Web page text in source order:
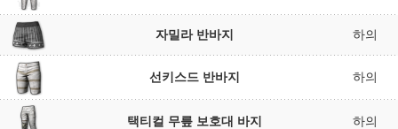
자밀라 반바지 하의
선키스드 반바지 하의
택티컬 무릎 보호대 바지 하의